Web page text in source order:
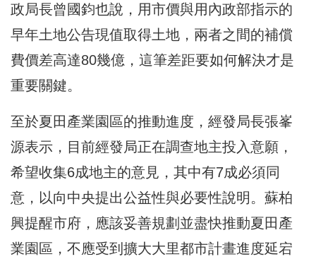
政局長曾國鈞也說，用市價與用內政部指示的
早年土地公告現值取得土地，兩者之間的補償
費價差高達80幾億，這筆差距要如何解決才是
重要關鍵。
至於夏田產業園區的推動進度，經發局長張峯
源表示，目前經發局正在調查地主投入意願，
希望收集6成地主的意見，其中有7成必須同
意，以向中央提出公益性與必要性說明。蘇柏
興提醒市府，應該妥善規劃並盡快推動夏田產
業園區，不應受到擴大大里都市計畫進度延宕